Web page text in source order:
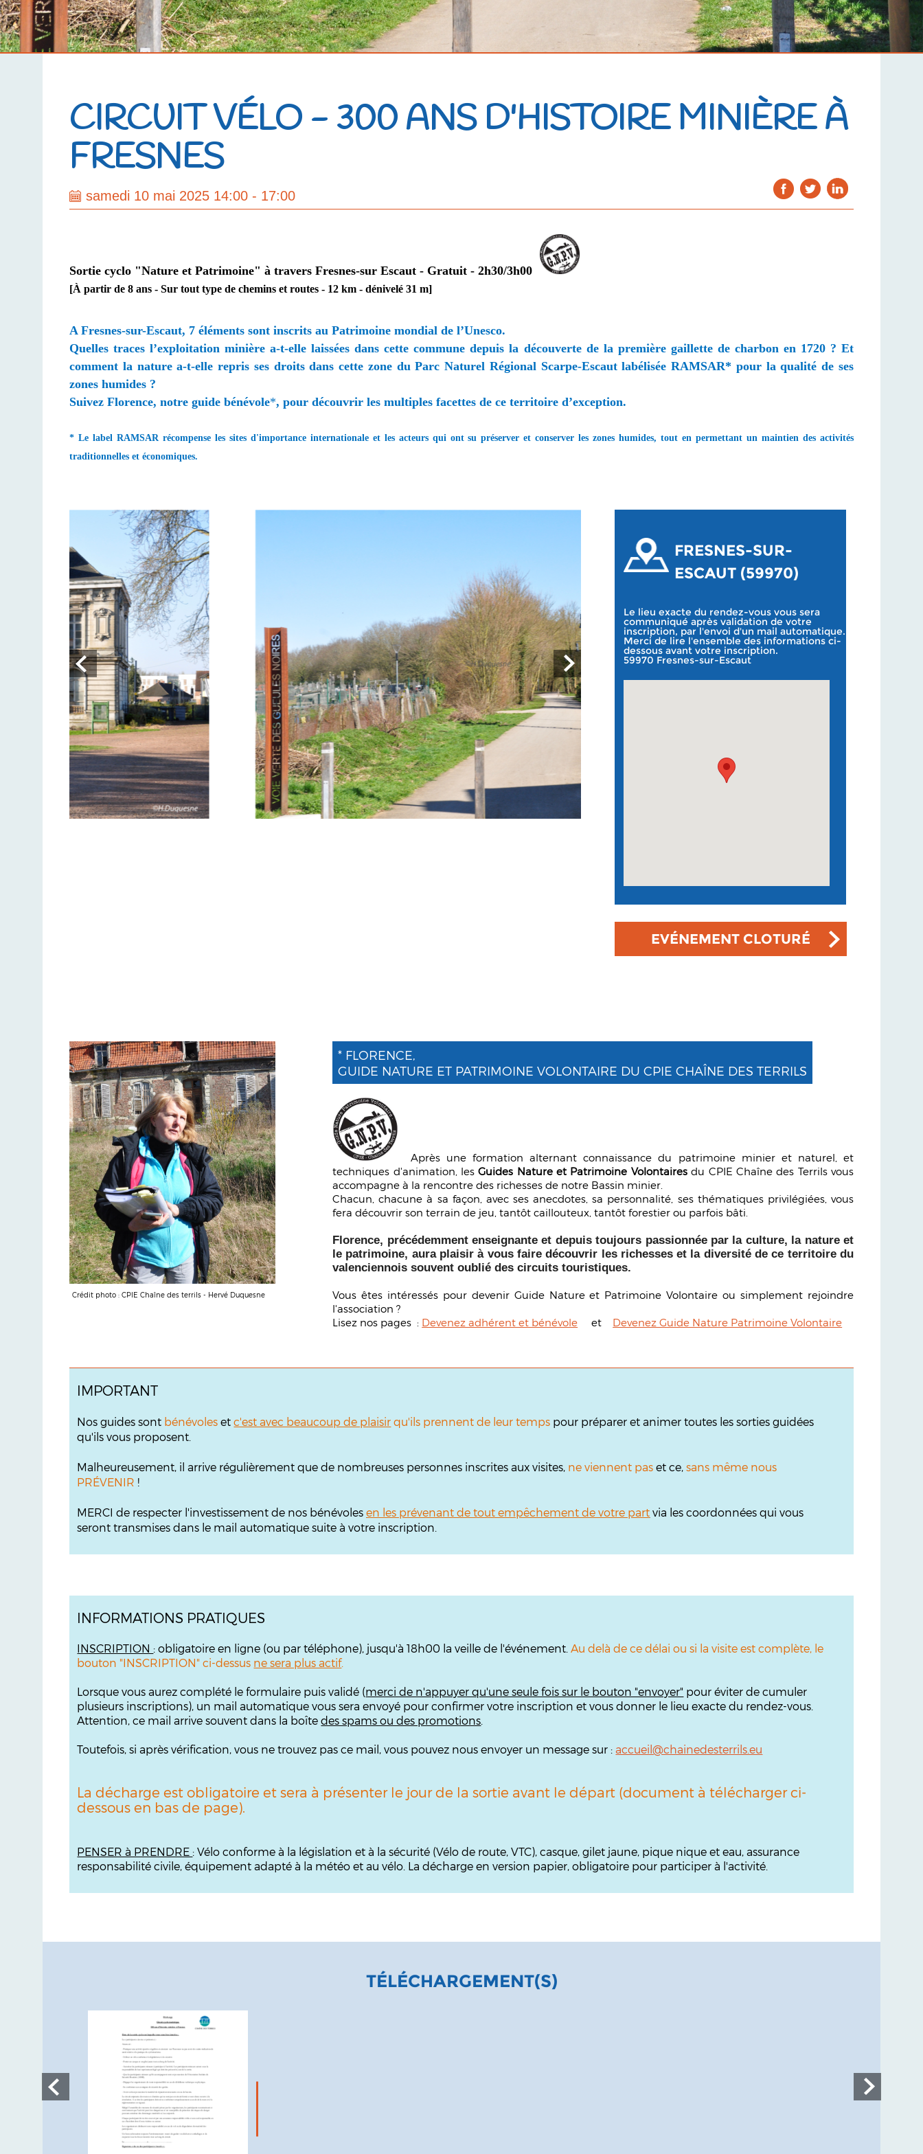
CIRCUIT VÉLO - 300 ANS D'HISTOIRE MINIÈRE À
FRESNES
samedi 10 mai 2025 14:00 - 17:00
Sortie cyclo "Nature et Patrimoine" à travers Fresnes-sur Escaut - Gratuit - 2h30/3h00
[À partir de 8 ans - Sur tout type de chemins et routes - 12 km - dénivelé 31 m]
A Fresnes-sur-Escaut, 7 éléments sont inscrits au Patrimoine mondial de l’Unesco.
Quelles traces l’exploitation minière a-t-elle laissées dans cette commune depuis la découverte de la première gaillette de charbon en 1720 ? Et
comment la nature a-t-elle repris ses droits dans cette zone du Parc Naturel Régional Scarpe-Escaut labélisée RAMSAR* pour la qualité de ses
zones humides ?
Suivez Florence, notre guide bénévole*, pour découvrir les multiples facettes de ce territoire d’exception.
* Le label RAMSAR récompense les sites d'importance internationale et les acteurs qui ont su préserver et conserver les zones humides, tout en permettant un maintien des activités
traditionnelles et économiques.
FRESNES-SUR-
ESCAUT (59970)
Le lieu exacte du rendez-vous vous sera
communiqué après validation de votre
inscription, par l'envoi d'un mail automatique.
Merci de lire l'ensemble des informations ci-
dessous avant votre inscription.
59970 Fresnes-sur-Escaut
EVÉNEMENT CLOTURÉ
Crédit photo : CPIE Chaîne des terrils - Hervé Duquesne
* FLORENCE,
GUIDE NATURE ET PATRIMOINE VOLONTAIRE DU CPIE CHAÎNE DES TERRILS
Après une formation alternant connaissance du patrimoine minier et naturel, et
techniques d'animation, lesGuides Nature et Patrimoine Volontairesdu CPIE Chaîne des Terrils vous
accompagne à la rencontre des richesses de notre Bassin minier.
Chacun, chacune à sa façon, avec ses anecdotes, sa personnalité, ses thématiques privilégiées, vous
fera découvrir son terrain de jeu, tantôt caillouteux, tantôt forestier ou parfois bâti.
Florence, précédemment enseignante et depuis toujours passionnée par la culture, la nature et
le patrimoine, aura plaisir à vous faire découvrir les richesses et la diversité de ce territoire du
valenciennois souvent oublié des circuits touristiques.
Vous êtes intéressés pour devenir Guide Nature et Patrimoine Volontaire ou simplement rejoindre
l'association ?
Lisez nos pages : Devenez adhérent et bénévole et Devenez Guide Nature Patrimoine Volontaire
IMPORTANT
Nos guides sont bénévoles etc'est avec beaucoup de plaisir qu'ils prennent de leur temps pour préparer et animer toutes les sorties guidées
qu'ils vous proposent.
Malheureusement, il arrive régulièrement que de nombreuses personnes inscrites aux visites, ne viennent pas et ce,sans même nous
PRÉVENIR !
MERCI de respecter l'investissement de nos bénévolesen les prévenant de tout empêchement de votre part via les coordonnées qui vous
seront transmises dans le mail automatique suite à votre inscription.
INFORMATIONS PRATIQUES
INSCRIPTION : obligatoire en ligne (ou par téléphone), jusqu'à 18h00 la veille de l'événement.Au delà de ce délai ou si la visite est complète, le
bouton "INSCRIPTION" ci-dessus ne sera plus actif.
Lorsque vous aurez complété le formulaire puis validé (merci de n'appuyer qu'une seule fois sur le bouton "envoyer" pour éviter de cumuler
plusieurs inscriptions), un mail automatique vous sera envoyé pour confirmer votre inscription et vous donner le lieu exacte du rendez-vous.
Attention, ce mail arrive souvent dans la boîtedes spams ou des promotions.
Toutefois, si après vérification, vous ne trouvez pas ce mail, vous pouvez nous envoyer un message sur :accueil@chainedesterrils.eu
La décharge est obligatoire et sera à présenter le jour de la sortie avant le départ (document à télécharger ci-
dessous en bas de page).
PENSER à PRENDRE : Vélo conforme à la législation et à la sécurité (Vélo de route, VTC), casque, gilet jaune, pique nique et eau, assurance
responsabilité civile, équipement adapté à la météo et au vélo. La décharge en version papier, obligatoire pour participer à l'activité.
TÉLÉCHARGEMENT(S)